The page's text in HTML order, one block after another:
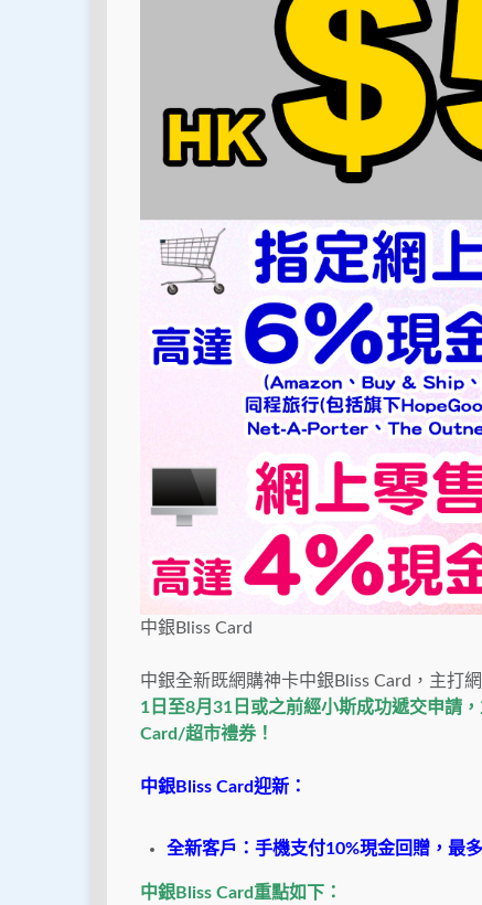
中銀Bliss Card
中銀全新既網購神卡中銀Bliss Card，主打
1日至8月31日或之前經小斯成功遞交申請
Card/超市禮券！
中銀Bliss Card迎新：
全新客戶：手機支付10%現金回贈，最
中銀Bliss Card重點如下：